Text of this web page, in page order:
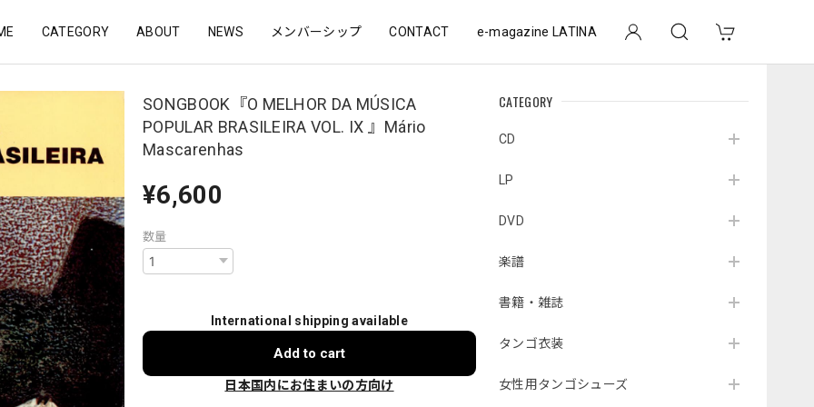
CATEGORY ABOUT NEWS メンバーシップ CONTACT e-magazine LATINA
CATEGORY
CD
LP
DVD
楽譜
書籍・雑誌
タンゴ衣装
女性用タンゴシューズ
SONGBOOK『O MELHOR DA MÚSICA
POPULAR BRASILEIRA VOL. IX 』Mário
Mascarenhas
¥6,600
数量
International shipping available
Add to cart
日本国内にお住まいの方向け